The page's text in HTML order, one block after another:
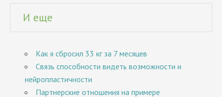
И еще
Как я сбросил 33 кг за 7 месяцев
Связь способности видеть возможности и
нейропластичности
Партнерские отношения на примере